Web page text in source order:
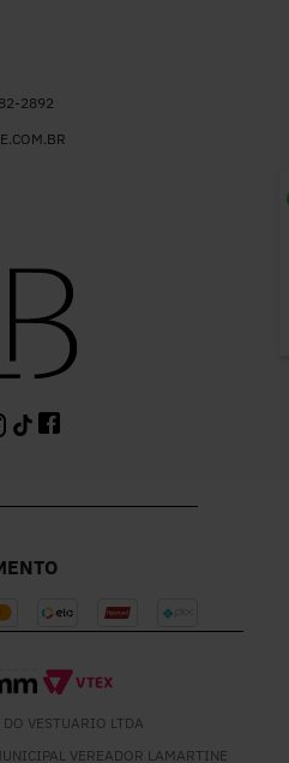
2892
DO VESTUARIO LTDA
VEREADOR LAMARTINE